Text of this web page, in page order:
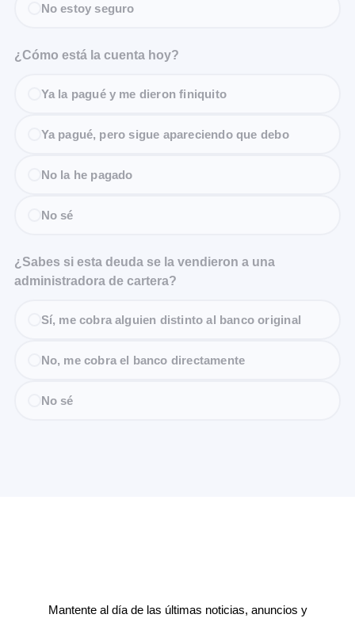
No estoy seguro
¿Cómo está la cuenta hoy?
Ya la pagué y me dieron finiquito
Ya pagué, pero sigue apareciendo que debo
No la he pagado
No sé
¿Sabes si esta deuda se la vendieron a una
administradora de cartera?
Sí, me cobra alguien distinto al banco original
No, me cobra el banco directamente
No sé
Mantente al día de las últimas noticias, anuncios y